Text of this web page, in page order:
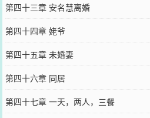
第四十三章 安名慧离婚
第四十四章 姥爷
第四十五章 未婚妻
第四十六章 同居
第四十七章 一天，两人，三餐